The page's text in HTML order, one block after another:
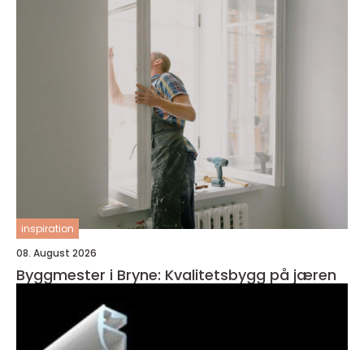
inspiration
08. August 2026
Byggmester i Bryne: Kvalitetsbygg på jæren